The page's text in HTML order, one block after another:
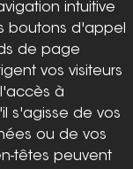
intuitive
boutons d'appel
de page
vos visiteurs
à
s'agisse de vos
ou de vos
têtes peuvent